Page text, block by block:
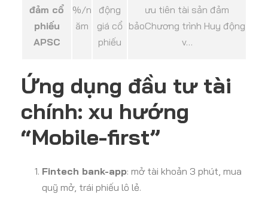
đảm cổ
phiếu
APSC
%/n
ăm
động
giá cổ
phiếu
ưu tiên tài sản đảm
bảoChương trình Huy động
v…
Ứng dụng đầu tư tài
chính: xu hướng
“Mobile-first”
Fintech bank-app: mở tài khoản 3 phút, mua
quỹ mở, trái phiếu lô lẻ.